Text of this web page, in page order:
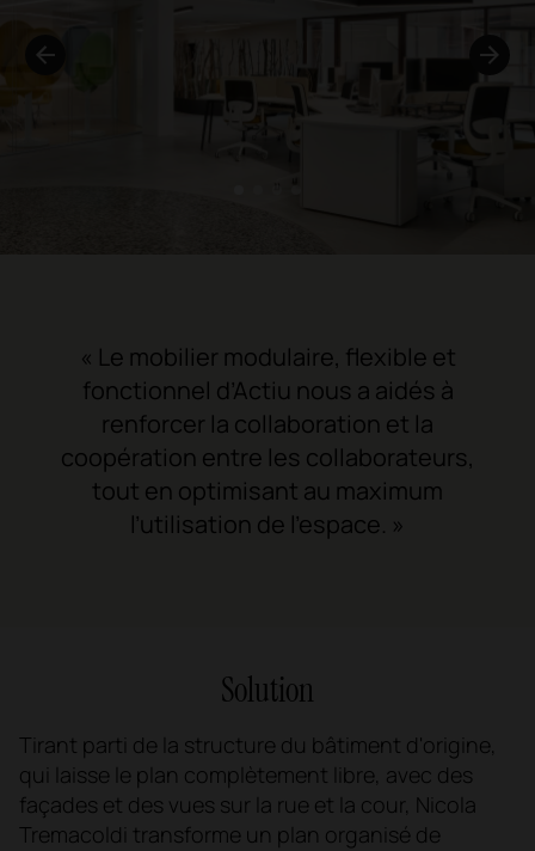
« Le mobilier modulaire, flexible et
fonctionnel d’Actiu nous a aidés à
renforcer la collaboration et la
coopération entre les collaborateurs,
tout en optimisant au maximum
l’utilisation de l’espace. »
Solution
Tirant parti de la structure du bâtiment d'origine,
qui laisse le plan complètement libre, avec des
façades et des vues sur la rue et la cour, Nicola
Tremacoldi transforme un plan organisé de